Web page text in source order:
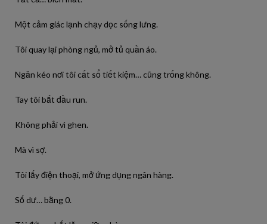
Một cảm giác lạnh chạy dọc sống lưng.
Tôi quay lại phòng ngủ, mở tủ quần áo.
Ngăn kéo nơi tôi cất sổ tiết kiệm… cũng trống không.
Tay tôi bắt đầu run.
Không phải vì ghen.
Mà vì sợ.
Tôi lấy điện thoại, mở ứng dụng ngân hàng.
Số dư… bằng 0.